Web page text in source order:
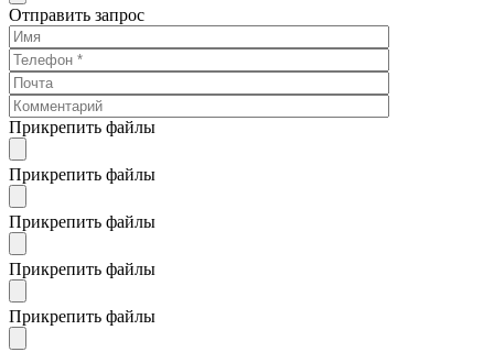
Отправить запрос
Прикрепить файлы
Прикрепить файлы
Прикрепить файлы
Прикрепить файлы
Прикрепить файлы